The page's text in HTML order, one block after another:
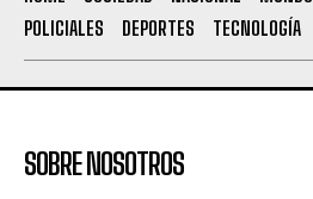
POLICIALES
DEPORTES TECNOLOGÍA
SOBRE NOSOTROS